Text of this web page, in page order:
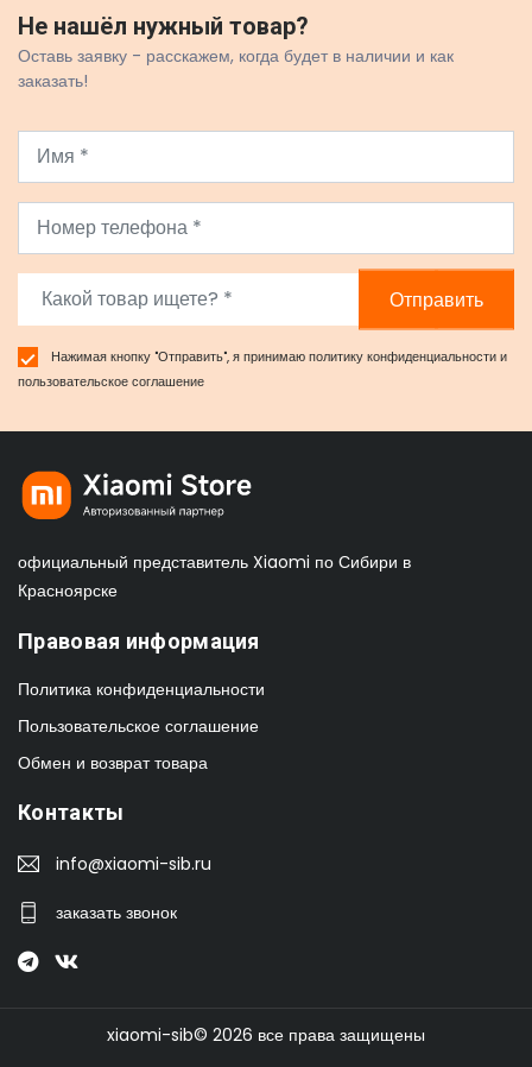
Не нашёл нужный товар?
Оставь заявку - расскажем, когда будет в наличии и как
заказать!
Отправить
Нажимая кнопку "Отправить", я принимаюполитику конфиденциальностии
пользовательское соглашение
официальный представитель Xiaomi по Сибири в
Красноярске
Правовая информация
Политика конфиденциальности
Пользовательское соглашение
Обмен и возврат товара
Контакты
info@xiaomi-sib.ru
заказать звонок
xiaomi-sib© 2026 все права защищены